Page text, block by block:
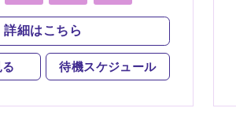
健康、金運、仕事、引越
過去、浮気、総合運、運
名、改名
オーラリーディング
び 縁切り 祈願
正 チャクラ
詳細はこちら
待機スケジュール